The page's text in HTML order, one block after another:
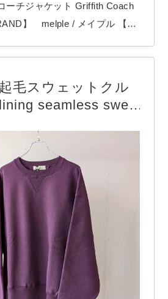
ーチジャケット Griffith Coach
ョナルな雰囲気が魅力のmelp
チジャケッ…
毛スウェットクル
seamless swea